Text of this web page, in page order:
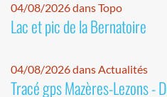
04/08/2026 dans Topo
Lac et pic de la Bernatoire
04/08/2026 dans Actualités
Tracé gps Mazères-Lezons -